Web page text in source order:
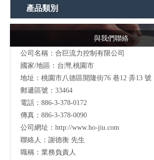
產品類別
與我們聯絡
公司名稱：合巨流力控制有限公司
國家/地區：台灣,桃園市
地址：桃園市八德區開隆街76 巷12 弄13 號
郵遞區號：33464
電話：886-3-378-0172
傳真：886-3-378-0090
公司網址： http://www.ho-jiu.com
聯絡人：謝德衡 先生
職稱：業務負責人